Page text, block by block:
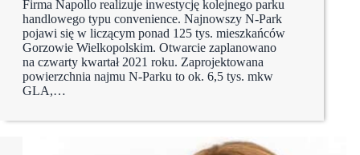
Firma Napollo realizuje inwestycję kolejnego parku
handlowego typu convenience. Najnowszy N-Park
pojawi się w liczącym ponad 125 tys. mieszkańców
Gorzowie Wielkopolskim. Otwarcie zaplanowano
na czwarty kwartał 2021 roku. Zaprojektowana
powierzchnia najmu N-Parku to ok. 6,5 tys. mkw
GLA,…